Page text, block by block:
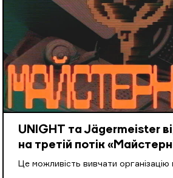
UNIGHT та Jägermeister
на третій потік
Це можливість вивчати організацію